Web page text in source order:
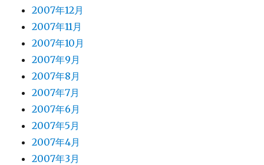
2007年12月
2007年11月
2007年10月
2007年9月
2007年8月
2007年7月
2007年6月
2007年5月
2007年4月
2007年3月